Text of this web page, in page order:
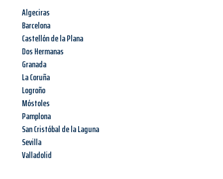
Algeciras
Barcelona
Castellón de la Plana
Dos Hermanas
Granada
La Coruña
Logroño
Móstoles
Pamplona
San Cristóbal de la Laguna
Sevilla
Valladolid